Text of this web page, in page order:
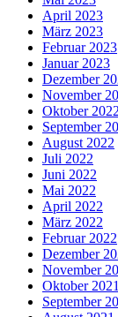
April 2023
März 2023
Februar 2023
Januar 2023
Dezember
November
Oktober 2022
September
August 2022
Juli 2022
Juni 2022
Mai 2022
April 2022
März 2022
Februar 2022
Dezember
November
Oktober 2021
September